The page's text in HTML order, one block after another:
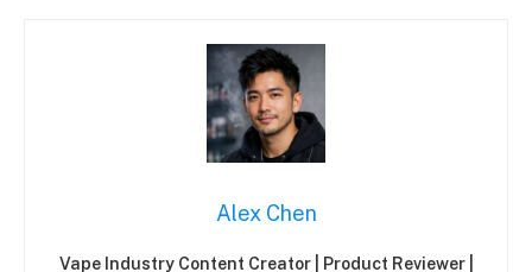
Alex Chen
Vape Industry Content Creator | Product Reviewer |